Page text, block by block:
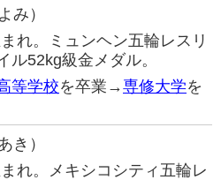
み）
れ。ミュンヘン五輪レスリ
ル52kg級金メダル。
等学校を卒業→専修大学を
き）
れ。メキシコシティ五輪レ